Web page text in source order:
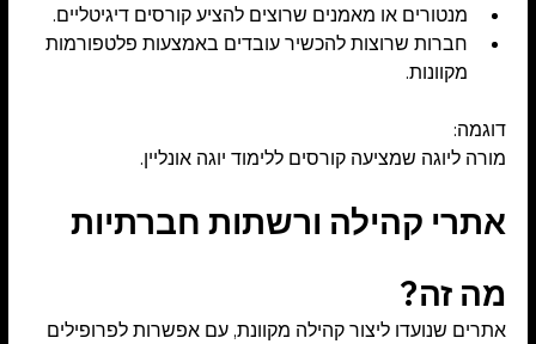
מנטורים או מאמנים שרוצים להציע קורסים דיגיטליים.
חברות שרוצות להכשיר עובדים באמצעות פלטפורמות
מקוונות.
דוגמה:
מורה ליוגה שמציעה קורסים ללימוד יוגה אונליין.
אתרי קהילה ורשתות חברתיות
מה זה?
אתרים שנועדו ליצור קהילה מקוונת, עם אפשרות לפרופילים